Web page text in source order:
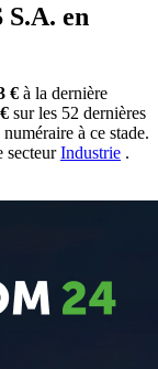
en
€ à la dernière
sur les 52 dernières
à ce stade.
secteurIndustrie .